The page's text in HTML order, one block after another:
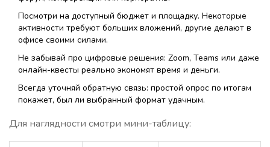
Посмотри на доступный бюджет и площадку. Некоторые
активности требуют больших вложений, другие делают в
офисе своими силами.
Не забывай про цифровые решения: Zoom, Teams или даже
онлайн-квесты реально экономят время и деньги.
Всегда уточняй обратную связь: простой опрос по итогам
покажет, был ли выбранный формат удачным.
Для наглядности смотри мини-таблицу: